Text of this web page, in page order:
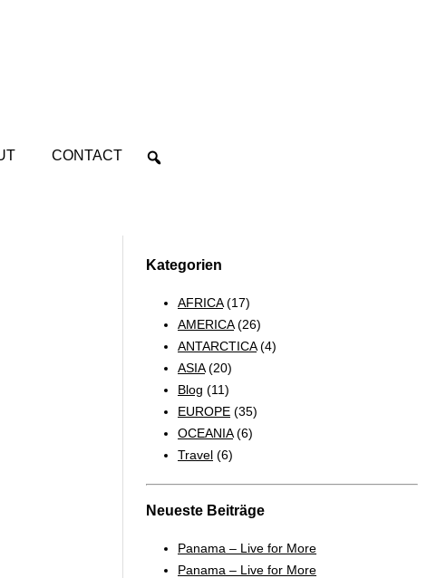
CONTACT
Kategorien
AFRICA(17)
AMERICA(26)
ANTARCTICA(4)
ASIA(20)
Blog (11)
EUROPE (35)
OCEANIA(6)
Travel (6)
Neueste Beiträge
Panama – Live for More
Panama – Live for More